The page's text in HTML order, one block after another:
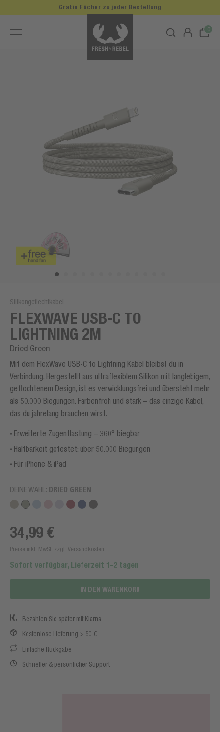
0
Gratis Fächer zu jeder Bestellung
Silikongeflechtkabel
FLEXWAVE USB-C TO
LIGHTNING 2M
Dried Green
Mit dem FlexWave USB-C to Lightning Kabel bleibst du in
Verbindung. Hergestellt aus ultraflexiblem Silikon mit langlebigem,
geflochtenem Design, ist es verwicklungsfrei und übersteht mehr
als 50.000 Biegungen. Farbenfroh und stark – das einzige Kabel,
das du jahrelang brauchen wirst.
Erweiterte Zugentlastung – 360° biegbar
Haltbarkeit getestet: über 50.000 Biegungen
Für iPhone & iPad
DEINE WAHL: DRIED GREEN
34,99 €
Preise inkl. MwSt. zzgl. Versandkosten
Sofort verfügbar, Lieferzeit 1-2 tagen
IN DEN WARENKORB
Bezahlen Sie später mit Klarna
Kostenlose Lieferung > 50 €
Einfache Rückgabe
Schneller & persönlicher Support